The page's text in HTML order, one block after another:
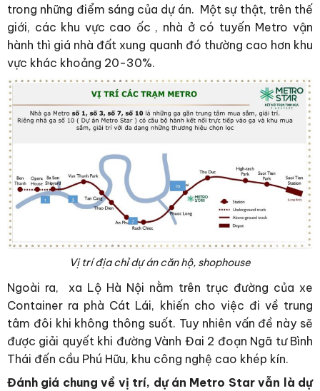
trong những điểm sáng của dự án. Một sự thật, trên thế
giới, các khu vực cao ốc , nhà ở có tuyến Metro vận
hành thì giá nhà đất xung quanh đó thường cao hơn khu
vực khác khoảng 20-30%.
Vị trí địa chỉ dự án căn hộ, shophouse
Ngoài ra, xa Lộ Hà Nội nằm trên trục đường của xe
Container ra phà Cát Lái, khiến cho việc đi về trung
tâm đôi khi không thông suốt. Tuy nhiên vấn đề này sẽ
được giải quyết khi đường Vành Đai 2 đoạn Ngã tư Bình
Thái đến cầu Phú Hữu, khu công nghệ cao khép kín.
Đánh giá chung về vị trí, dự án Metro Star vẫn là dự